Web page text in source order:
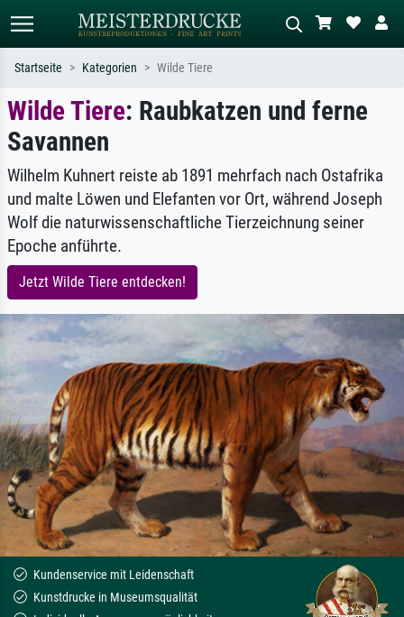
Standardsuche KI-Bildersuche
Suchen Sie nach Künstlern, Werktiteln
oder Stilen – z.B. Monet,
Sternennacht, Impressionismus, Welle
Hokusai, Akt.
Ölgemälde, Stehender Akt neben einem
Baum.
Startseite Kategorien Wilde Tiere
Wilde Tiere: Raubkatzen und ferne
Savannen
Wilhelm Kuhnert reiste ab 1891 mehrfach nach Ostafrika
und malte Löwen und Elefanten vor Ort, während Joseph
Wolf die naturwissenschaftliche Tierzeichnung seiner
Epoche anführte.
Jetzt Wilde Tiere entdecken!
Kundenservice mit Leidenschaft
Kunstdrucke in Museumsqualität